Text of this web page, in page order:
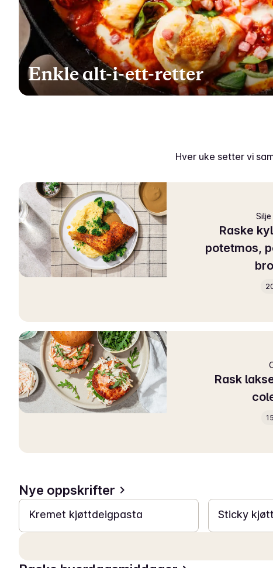
Enkle alt-i-ett-retter
Hver uke setter vi
Raske
potetmos,
Rask
Nye oppskrifter
25 min
Kremet kjøttdeigpasta Sticky
30 min